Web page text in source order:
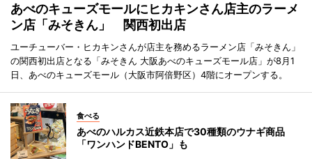
あべのキューズモールにヒカキンさん店主のラーメ
ン店「みそきん」 関西初出店
ユーチューバー・ヒカキンさんが店主を務めるラーメン店「みそきん」
の関西初出店となる「みそきん 大阪あべのキューズモール店」が8月1
日、あべのキューズモール（大阪市阿倍野区）4階にオープンする。
食べる
あべのハルカス近鉄本店で30種類のウナギ商品
「ワンハンドBENTO」も